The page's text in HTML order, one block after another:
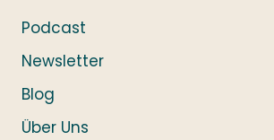
Podcast
Newsletter
Blog
Über Uns